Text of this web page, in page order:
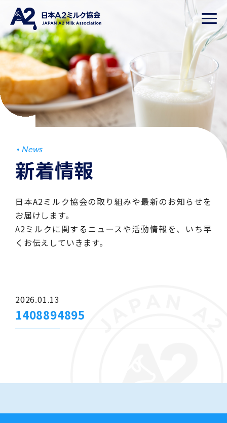
News
新着情報
日本A2ミルク協会の取り組みや最新のお知らせを
お届けします。
A2ミルクに関するニュースや活動情報を、いち早
くお伝えしていきます。
2026.01.13
1408894895